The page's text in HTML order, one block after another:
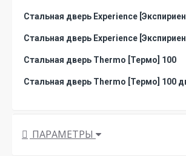
Стальная дверь Experience
Стальная дверь Experience
Стальная дверь Thermo [Термо] 100
Стальная дверь Thermo [Термо] 100
ПАРАМЕТРЫ